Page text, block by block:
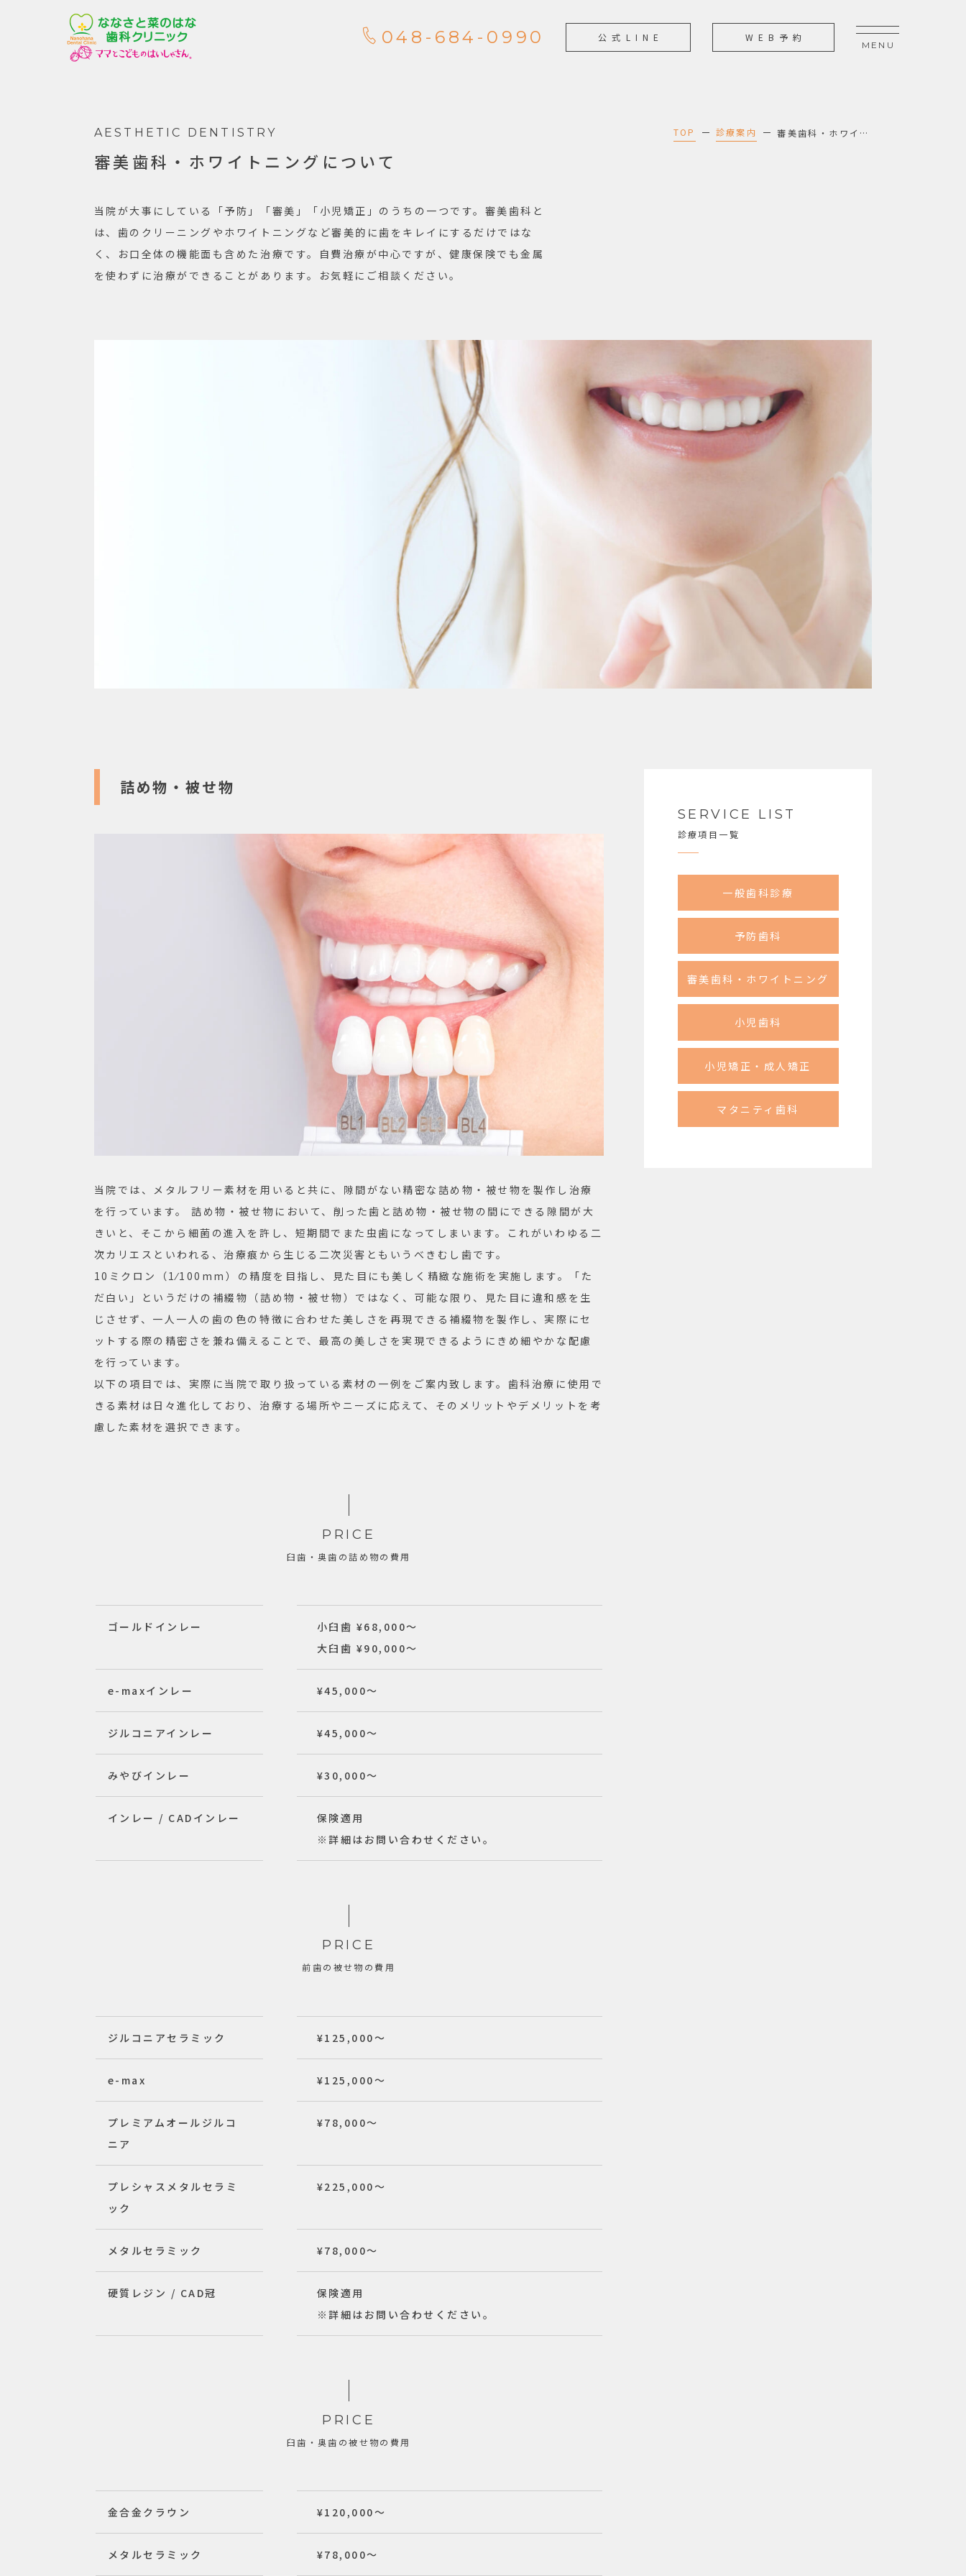
048-684-0990 公式LINE WEB予約
AESTHETIC DENTISTRY
審美歯科・ホワイトニングについて
TOP 診療案内 審美歯科・ホワイトニング
当院が大事にしている「予防」「審美」「小児矯正」のうちの一つです。審美歯科と
は、歯のクリーニングやホワイトニングなど審美的に歯をキレイにするだけではな
く、お口全体の機能面も含めた治療です。自費治療が中心ですが、健康保険でも金属
を使わずに治療ができることがあります。お気軽にご相談ください。
詰め物・被せ物
当院では、メタルフリー素材を用いると共に、隙間がない精密な詰め物・被せ物を製作し治療
を行っています。 詰め物・被せ物において、削った歯と詰め物・被せ物の間にできる隙間が大
きいと、そこから細菌の進入を許し、短期間でまた虫歯になってしまいます。これがいわゆる二
次カリエスといわれる、治療痕から生じる二次災害ともいうべきむし歯です。
10ミクロン（1⁄100mm）の精度を目指し、見た目にも美しく精緻な施術を実施します。「た
だ白い」というだけの補綴物（詰め物・被せ物）ではなく、可能な限り、見た目に違和感を生
じさせず、一人一人の歯の色の特徴に合わせた美しさを再現できる補綴物を製作し、実際にセ
ットする際の精密さを兼ね備えることで、最高の美しさを実現できるようにきめ細やかな配慮
を行っています。
以下の項目では、実際に当院で取り扱っている素材の一例をご案内致します。歯科治療に使用で
きる素材は日々進化しており、治療する場所やニーズに応えて、そのメリットやデメリットを考
慮した素材を選択できます。
PRICE
臼歯・奥歯の詰め物の費用
ゴールドインレー
小臼歯 ¥68,000〜
大臼歯 ¥90,000〜
e-maxインレー ¥45,000〜
ジルコニアインレー ¥45,000〜
みやびインレー ¥30,000〜
インレー / CADインレー
保険適用
※詳細はお問い合わせください。
PRICE
前歯の被せ物の費用
ジルコニアセラミック ¥125,000〜
e-max ¥125,000〜
プレミアムオールジルコ
ニア
¥78,000〜
プレシャスメタルセラミ
ック
¥225,000〜
メタルセラミック ¥78,000〜
硬質レジン / CAD冠
保険適用
※詳細はお問い合わせください。
PRICE
臼歯・奥歯の被せ物の費用
金合金クラウン ¥120,000〜
メタルセラミック ¥78,000〜
SERVICE LIST
診療項目一覧
一般歯科診療
予防歯科
審美歯科・ホワイトニング
小児歯科
小児矯正・成人矯正
マタニティ歯科